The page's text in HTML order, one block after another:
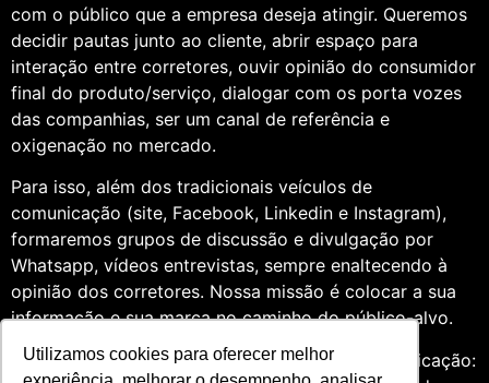
Utilizamos cookies para oferecer melhor
com o público que a empresa deseja atingir. Queremos
decidir pautas junto ao cliente, abrir espaço para
interação entre corretores, ouvir opinião do consumidor
final do produto/serviço, dialogar com os porta vozes
das companhias, ser um canal de referência e
oxigenação no mercado.
Para isso, além dos tradicionais veículos de
comunicação (site, Facebook, Linkedin e Instagram),
formaremos grupos de discussão e divulgação por
Whatsapp, vídeos entrevistas, sempre enaltecendo à
opinião dos corretores. Nossa missão é colocar a sua
informação e sua marca no caminho do público-alvo.
Somos profissionais formados na área de comunicação: